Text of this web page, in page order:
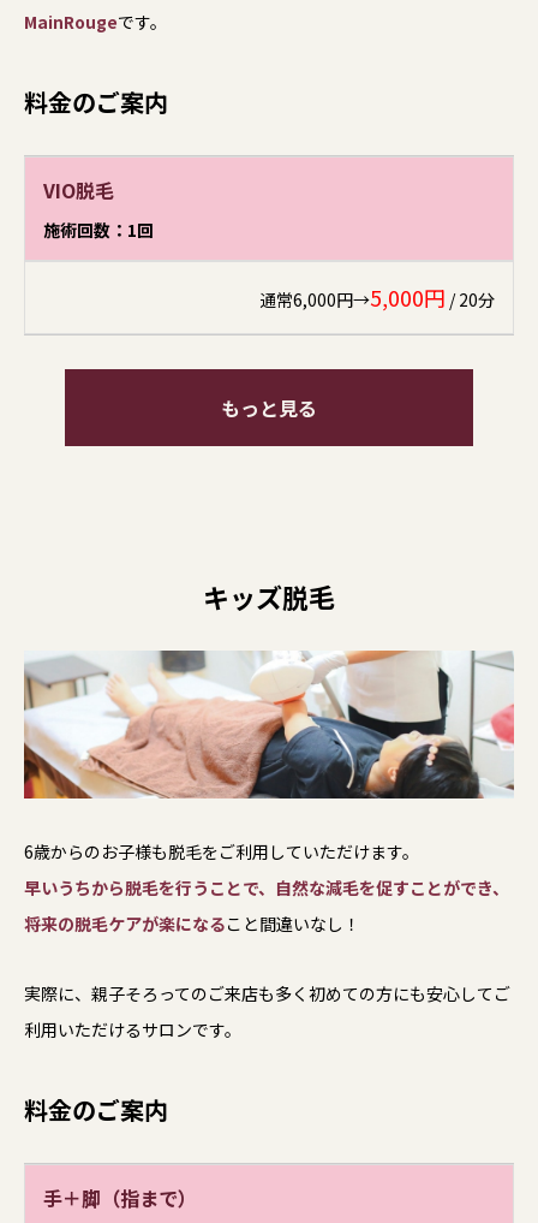
MainRougeです。
料金のご案内
VIO脱毛
施術回数：1回
通常6,000円→5,000円 / 20分
もっと見る
キッズ脱毛
6歳からのお子様も脱毛をご利用していただけます。
早いうちから脱毛を行うことで、自然な減毛を促すことができ、
将来の脱毛ケアが楽になること間違いなし！
実際に、親子そろってのご来店も多く初めての方にも安心してご
利用いただけるサロンです。
料金のご案内
手＋脚（指まで）